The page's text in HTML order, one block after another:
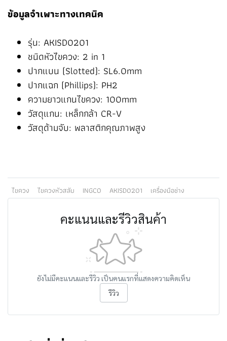
ข้อมูลจำเพาะทางเทคนิค
รุ่น: AKISD0201
ชนิดหัวไขควง: 2 in 1
ปากแบน (Slotted): SL6.0mm
ปากแฉก (Phillips): PH2
ความยาวแกนไขควง: 100mm
วัสดุแกน: เหล็กกล้า CR-V
วัสดุด้ามจับ: พลาสติกคุณภาพสูง
ไขควง ไขควงหัวสลับ INGCO AKISD0201 เครื่องมือช่าง
คะแนนและรีวิวสินค้า
ยังไม่มีคะแนนและรีวิว เป็นคนแรกที่แสดงความคิดเห็น
รีวิว